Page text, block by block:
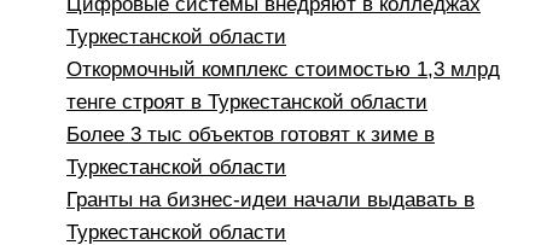
Туркестанской области
Откормочный комплекс стоимостью 1,3 млрд
тенге строят в Туркестанской области
Более 3 тыс объектов готовят к зиме в
Туркестанской области
Гранты на бизнес-идеи начали выдавать в
Туркестанской области